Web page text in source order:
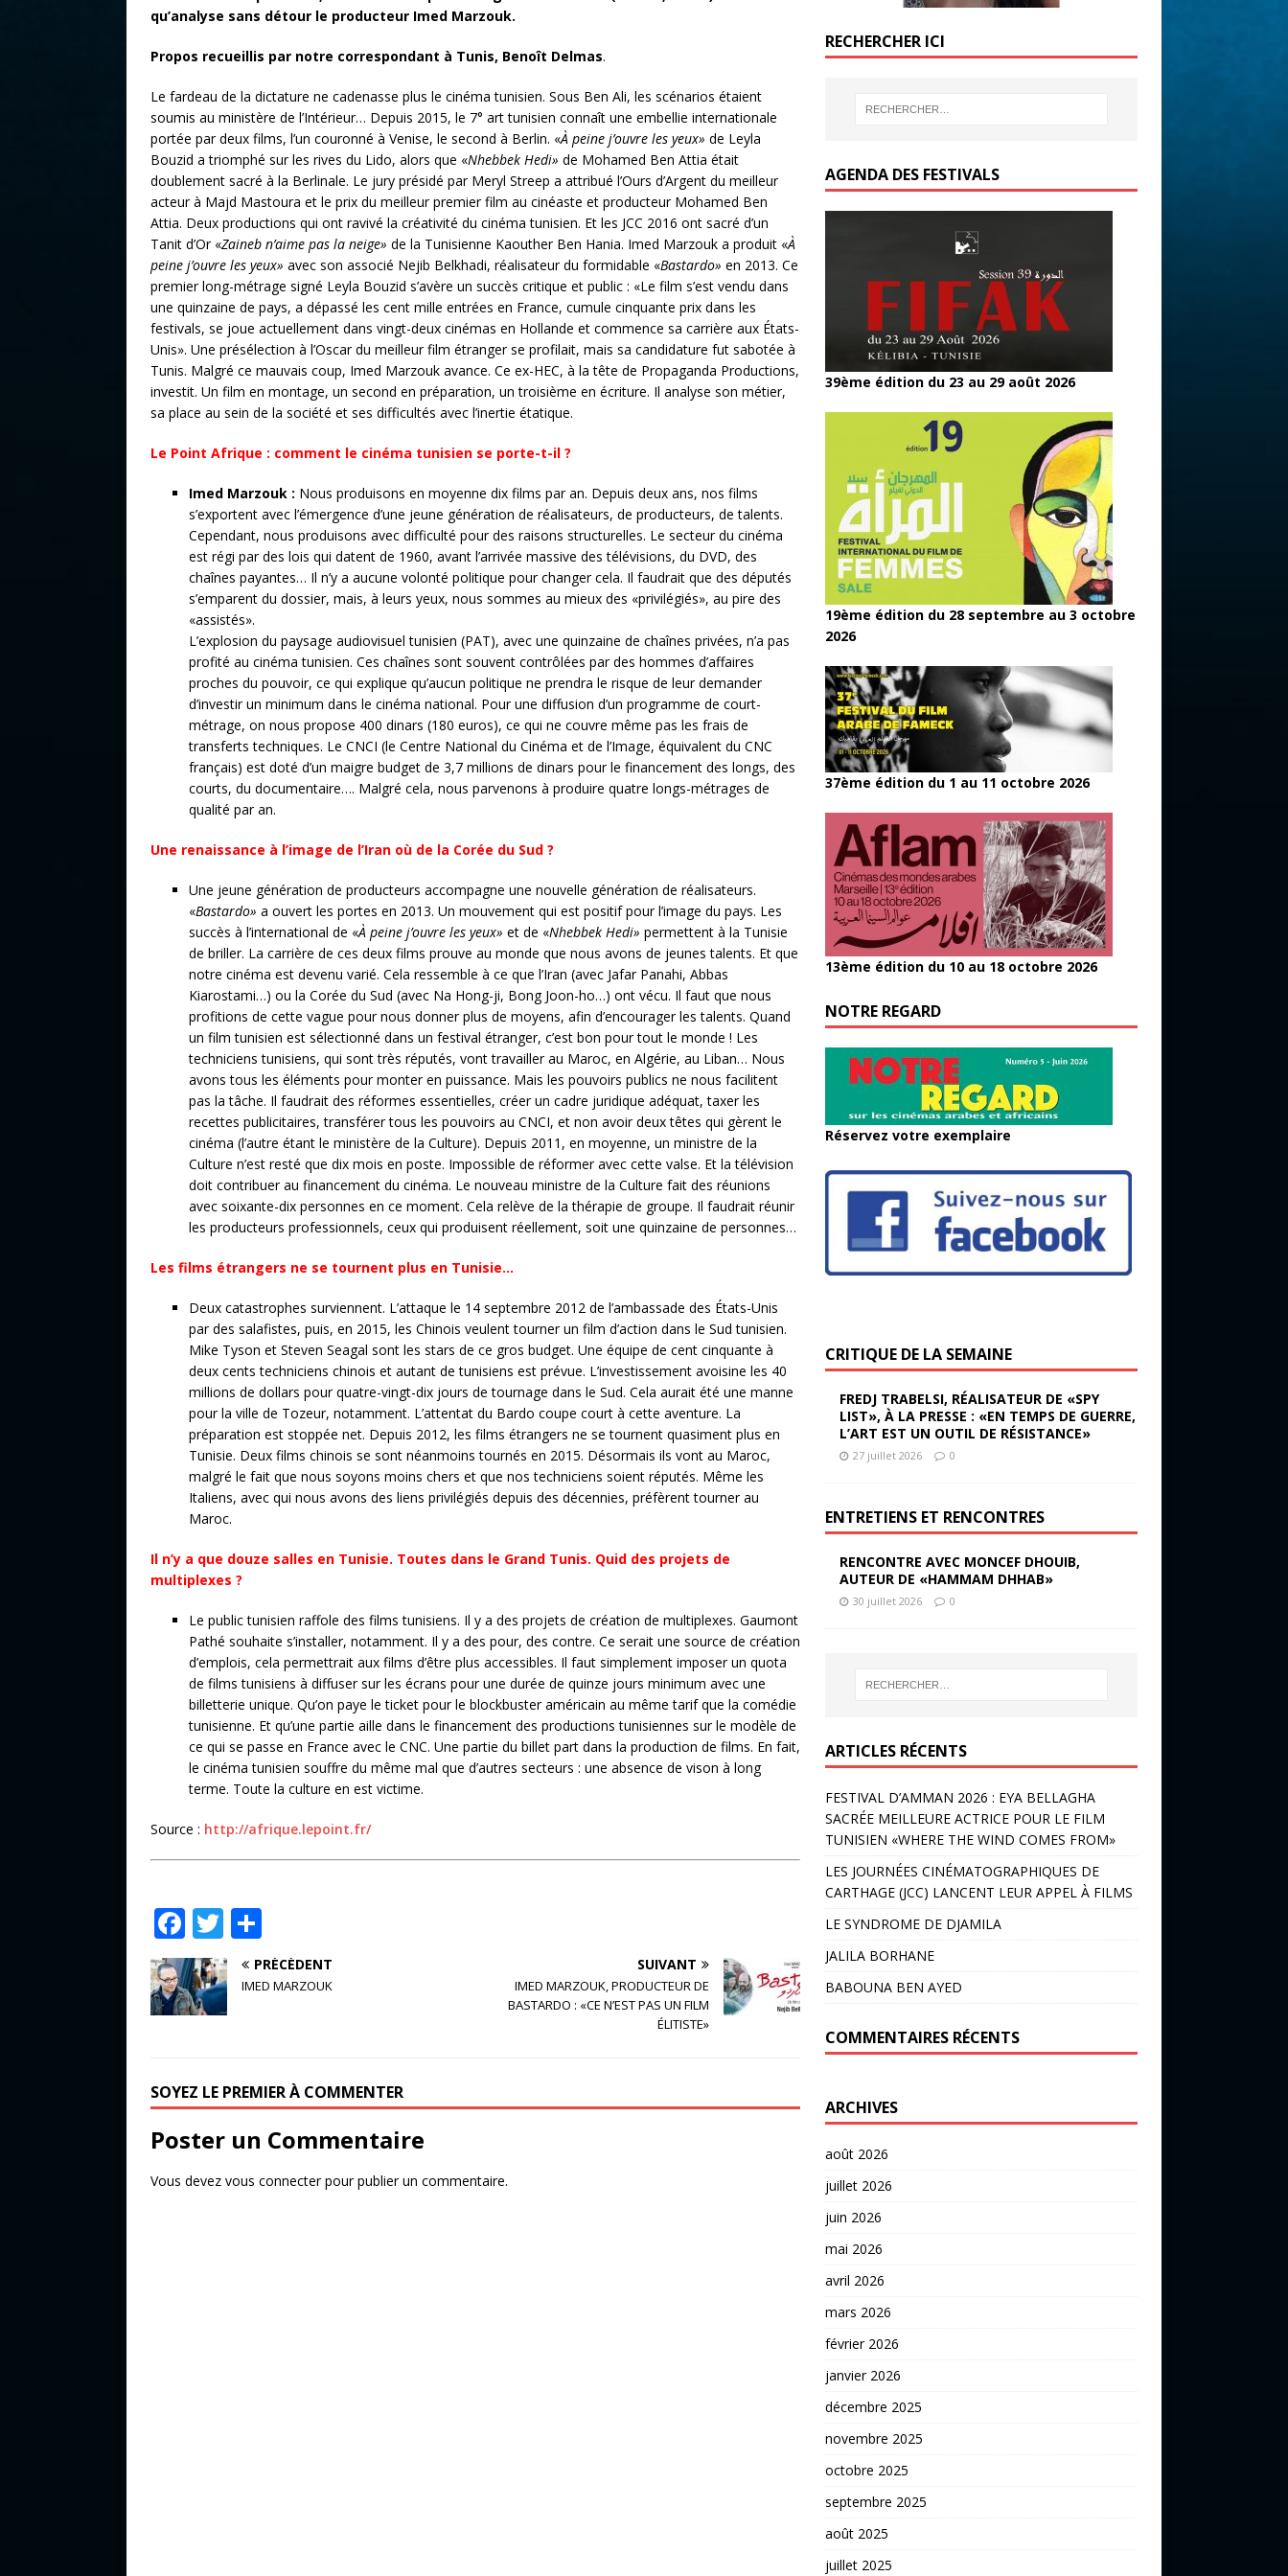
qu’analyse sans détour le producteur Imed Marzouk.
Propos recueillis par notre correspondant à Tunis, Benoît Delmas.
Le fardeau de la dictature ne cadenasse plus le cinéma tunisien. Sous Ben Ali, les scénarios étaient
soumis au ministère de l’Intérieur… Depuis 2015, le 7° art tunisien connaît une embellie internationale
portée par deux films, l’un couronné à Venise, le second à Berlin. «À peine j’ouvre les yeux» de Leyla
Bouzid a triomphé sur les rives du Lido, alors que «Nhebbek Hedi» de Mohamed Ben Attia était
doublement sacré à la Berlinale. Le jury présidé par Meryl Streep a attribué l’Ours d’Argent du meilleur
acteur à Majd Mastoura et le prix du meilleur premier film au cinéaste et producteur Mohamed Ben
Attia. Deux productions qui ont ravivé la créativité du cinéma tunisien. Et les JCC 2016 ont sacré d’un
Tanit d’Or «Zaineb n’aime pas la neige» de la Tunisienne Kaouther Ben Hania. Imed Marzouk a produit «À
peine j’ouvre les yeux» avec son associé Nejib Belkhadi, réalisateur du formidable «Bastardo» en 2013. Ce
premier long-métrage signé Leyla Bouzid s’avère un succès critique et public : «Le film s’est vendu dans
une quinzaine de pays, a dépassé les cent mille entrées en France, cumule cinquante prix dans les
festivals, se joue actuellement dans vingt-deux cinémas en Hollande et commence sa carrière aux États-
Unis». Une présélection à l’Oscar du meilleur film étranger se profilait, mais sa candidature fut sabotée à
Tunis. Malgré ce mauvais coup, Imed Marzouk avance. Ce ex-HEC, à la tête de Propaganda Productions,
investit. Un film en montage, un second en préparation, un troisième en écriture. Il analyse son métier,
sa place au sein de la société et ses difficultés avec l’inertie étatique.
Le Point Afrique : comment le cinéma tunisien se porte-t-il ?
Imed Marzouk : Nous produisons en moyenne dix films par an. Depuis deux ans, nos films
s’exportent avec l’émergence d’une jeune génération de réalisateurs, de producteurs, de talents.
Cependant, nous produisons avec difficulté pour des raisons structurelles. Le secteur du cinéma
est régi par des lois qui datent de 1960, avant l’arrivée massive des télévisions, du DVD, des
chaînes payantes… Il n’y a aucune volonté politique pour changer cela. Il faudrait que des députés
s’emparent du dossier, mais, à leurs yeux, nous sommes au mieux des «privilégiés», au pire des
«assistés».
L’explosion du paysage audiovisuel tunisien (PAT), avec une quinzaine de chaînes privées, n’a pas
profité au cinéma tunisien. Ces chaînes sont souvent contrôlées par des hommes d’affaires
proches du pouvoir, ce qui explique qu’aucun politique ne prendra le risque de leur demander
d’investir un minimum dans le cinéma national. Pour une diffusion d’un programme de court-
métrage, on nous propose 400 dinars (180 euros), ce qui ne couvre même pas les frais de
transferts techniques. Le CNCI (le Centre National du Cinéma et de l’Image, équivalent du CNC
français) est doté d’un maigre budget de 3,7 millions de dinars pour le financement des longs, des
courts, du documentaire…. Malgré cela, nous parvenons à produire quatre longs-métrages de
qualité par an.
Une renaissance à l’image de l’Iran où de la Corée du Sud ?
Une jeune génération de producteurs accompagne une nouvelle génération de réalisateurs.
«Bastardo» a ouvert les portes en 2013. Un mouvement qui est positif pour l’image du pays. Les
succès à l’international de «À peine j’ouvre les yeux» et de «Nhebbek Hedi» permettent à la Tunisie
de briller. La carrière de ces deux films prouve au monde que nous avons de jeunes talents. Et que
notre cinéma est devenu varié. Cela ressemble à ce que l’Iran (avec Jafar Panahi, Abbas
Kiarostami…) ou la Corée du Sud (avec Na Hong-ji, Bong Joon-ho…) ont vécu. Il faut que nous
profitions de cette vague pour nous donner plus de moyens, afin d’encourager les talents. Quand
un film tunisien est sélectionné dans un festival étranger, c’est bon pour tout le monde ! Les
techniciens tunisiens, qui sont très réputés, vont travailler au Maroc, en Algérie, au Liban… Nous
avons tous les éléments pour monter en puissance. Mais les pouvoirs publics ne nous facilitent
pas la tâche. Il faudrait des réformes essentielles, créer un cadre juridique adéquat, taxer les
recettes publicitaires, transférer tous les pouvoirs au CNCI, et non avoir deux têtes qui gèrent le
cinéma (l’autre étant le ministère de la Culture). Depuis 2011, en moyenne, un ministre de la
Culture n’est resté que dix mois en poste. Impossible de réformer avec cette valse. Et la télévision
doit contribuer au financement du cinéma. Le nouveau ministre de la Culture fait des réunions
avec soixante-dix personnes en ce moment. Cela relève de la thérapie de groupe. Il faudrait réunir
les producteurs professionnels, ceux qui produisent réellement, soit une quinzaine de personnes…
Les films étrangers ne se tournent plus en Tunisie…
Deux catastrophes surviennent. L’attaque le 14 septembre 2012 de l’ambassade des États-Unis
par des salafistes, puis, en 2015, les Chinois veulent tourner un film d’action dans le Sud tunisien.
Mike Tyson et Steven Seagal sont les stars de ce gros budget. Une équipe de cent cinquante à
deux cents techniciens chinois et autant de tunisiens est prévue. L’investissement avoisine les 40
millions de dollars pour quatre-vingt-dix jours de tournage dans le Sud. Cela aurait été une manne
pour la ville de Tozeur, notamment. L’attentat du Bardo coupe court à cette aventure. La
préparation est stoppée net. Depuis 2012, les films étrangers ne se tournent quasiment plus en
Tunisie. Deux films chinois se sont néanmoins tournés en 2015. Désormais ils vont au Maroc,
malgré le fait que nous soyons moins chers et que nos techniciens soient réputés. Même les
Italiens, avec qui nous avons des liens privilégiés depuis des décennies, préfèrent tourner au
Maroc.
Il n’y a que douze salles en Tunisie. Toutes dans le Grand Tunis. Quid des projets de
multiplexes ?
Le public tunisien raffole des films tunisiens. Il y a des projets de création de multiplexes. Gaumont
Pathé souhaite s’installer, notamment. Il y a des pour, des contre. Ce serait une source de création
d’emplois, cela permettrait aux films d’être plus accessibles. Il faut simplement imposer un quota
de films tunisiens à diffuser sur les écrans pour une durée de quinze jours minimum avec une
billetterie unique. Qu’on paye le ticket pour le blockbuster américain au même tarif que la comédie
tunisienne. Et qu’une partie aille dans le financement des productions tunisiennes sur le modèle de
ce qui se passe en France avec le CNC. Une partie du billet part dans la production de films. En fait,
le cinéma tunisien souffre du même mal que d’autres secteurs : une absence de vison à long
terme. Toute la culture en est victime.
Source : http://afrique.lepoint.fr/
F
a
c
e
o
o
k
T
w
it
te
ar
ta
r
PRÉCÉDENT
IMED MARZOUK
SUIVANT
IMED MARZOUK, PRODUCTEUR DE
BASTARDO : «CE N’EST PAS UN FILM
ÉLITISTE»
SOYEZ LE PREMIER À COMMENTER
Poster un Commentaire
Vous devez vous connecterpour publier un commentaire.
RECHERCHER ICI
AGENDA DES FESTIVALS
39ème édition du 23 au 29 août 2026
19ème édition du 28 septembre au 3 octobre
2026
37ème édition du 1 au 11 octobre 2026
13ème édition du 10 au 18 octobre 2026
NOTRE REGARD
Réservez votre exemplaire
CRITIQUE DE LA SEMAINE
FREDJ TRABELSI, RÉALISATEUR DE «SPY
LIST», À LA PRESSE : «EN TEMPS DE GUERRE,
L’ART EST UN OUTIL DE RÉSISTANCE»
27 juillet 2026 0
ENTRETIENS ET RENCONTRES
RENCONTRE AVEC MONCEF DHOUIB,
AUTEUR DE «HAMMAM DHHAB»
30 juillet 2026 0
ARTICLES RÉCENTS
FESTIVAL D’AMMAN 2026 : EYA BELLAGHA
SACRÉE MEILLEURE ACTRICE POUR LE FILM
TUNISIEN «WHERE THE WIND COMES FROM»
LES JOURNÉES CINÉMATOGRAPHIQUES DE
CARTHAGE (JCC) LANCENT LEUR APPEL À FILMS
LE SYNDROME DE DJAMILA
JALILA BORHANE
BABOUNA BEN AYED
COMMENTAIRES RÉCENTS
ARCHIVES
août 2026
juillet 2026
juin 2026
mai 2026
avril 2026
mars 2026
février 2026
janvier 2026
décembre 2025
novembre 2025
octobre 2025
septembre 2025
août 2025
juillet 2025